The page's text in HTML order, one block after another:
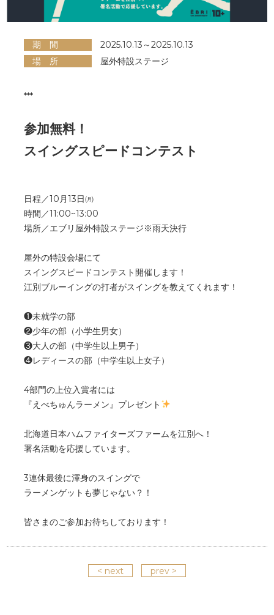
期 間
2025.10.13～2025.10.13
場 所
屋外特設ステージ
***
参加無料！
スイングスピードコンテスト
日程／10月13日㈪
時間／11:00~13:00
場所／エブリ屋外特設ステージ※雨天決行
屋外の特設会場にて
スイングスピードコンテスト開催します！
江別ブルーイングの打者がスイングを教えてくれます！
❶未就学の部
❷少年の部（小学生男女）
❸大人の部（中学生以上男子）
❹レディースの部（中学生以上女子）
4部門の上位入賞者には
『えべちゅんラーメン』プレゼント
北海道日本ハムファイターズファームを江別へ！
署名活動を応援しています。
3連休最後に渾身のスイングで
ラーメンゲットも夢じゃない？！
皆さまのご参加お待ちしております！
< next prev >